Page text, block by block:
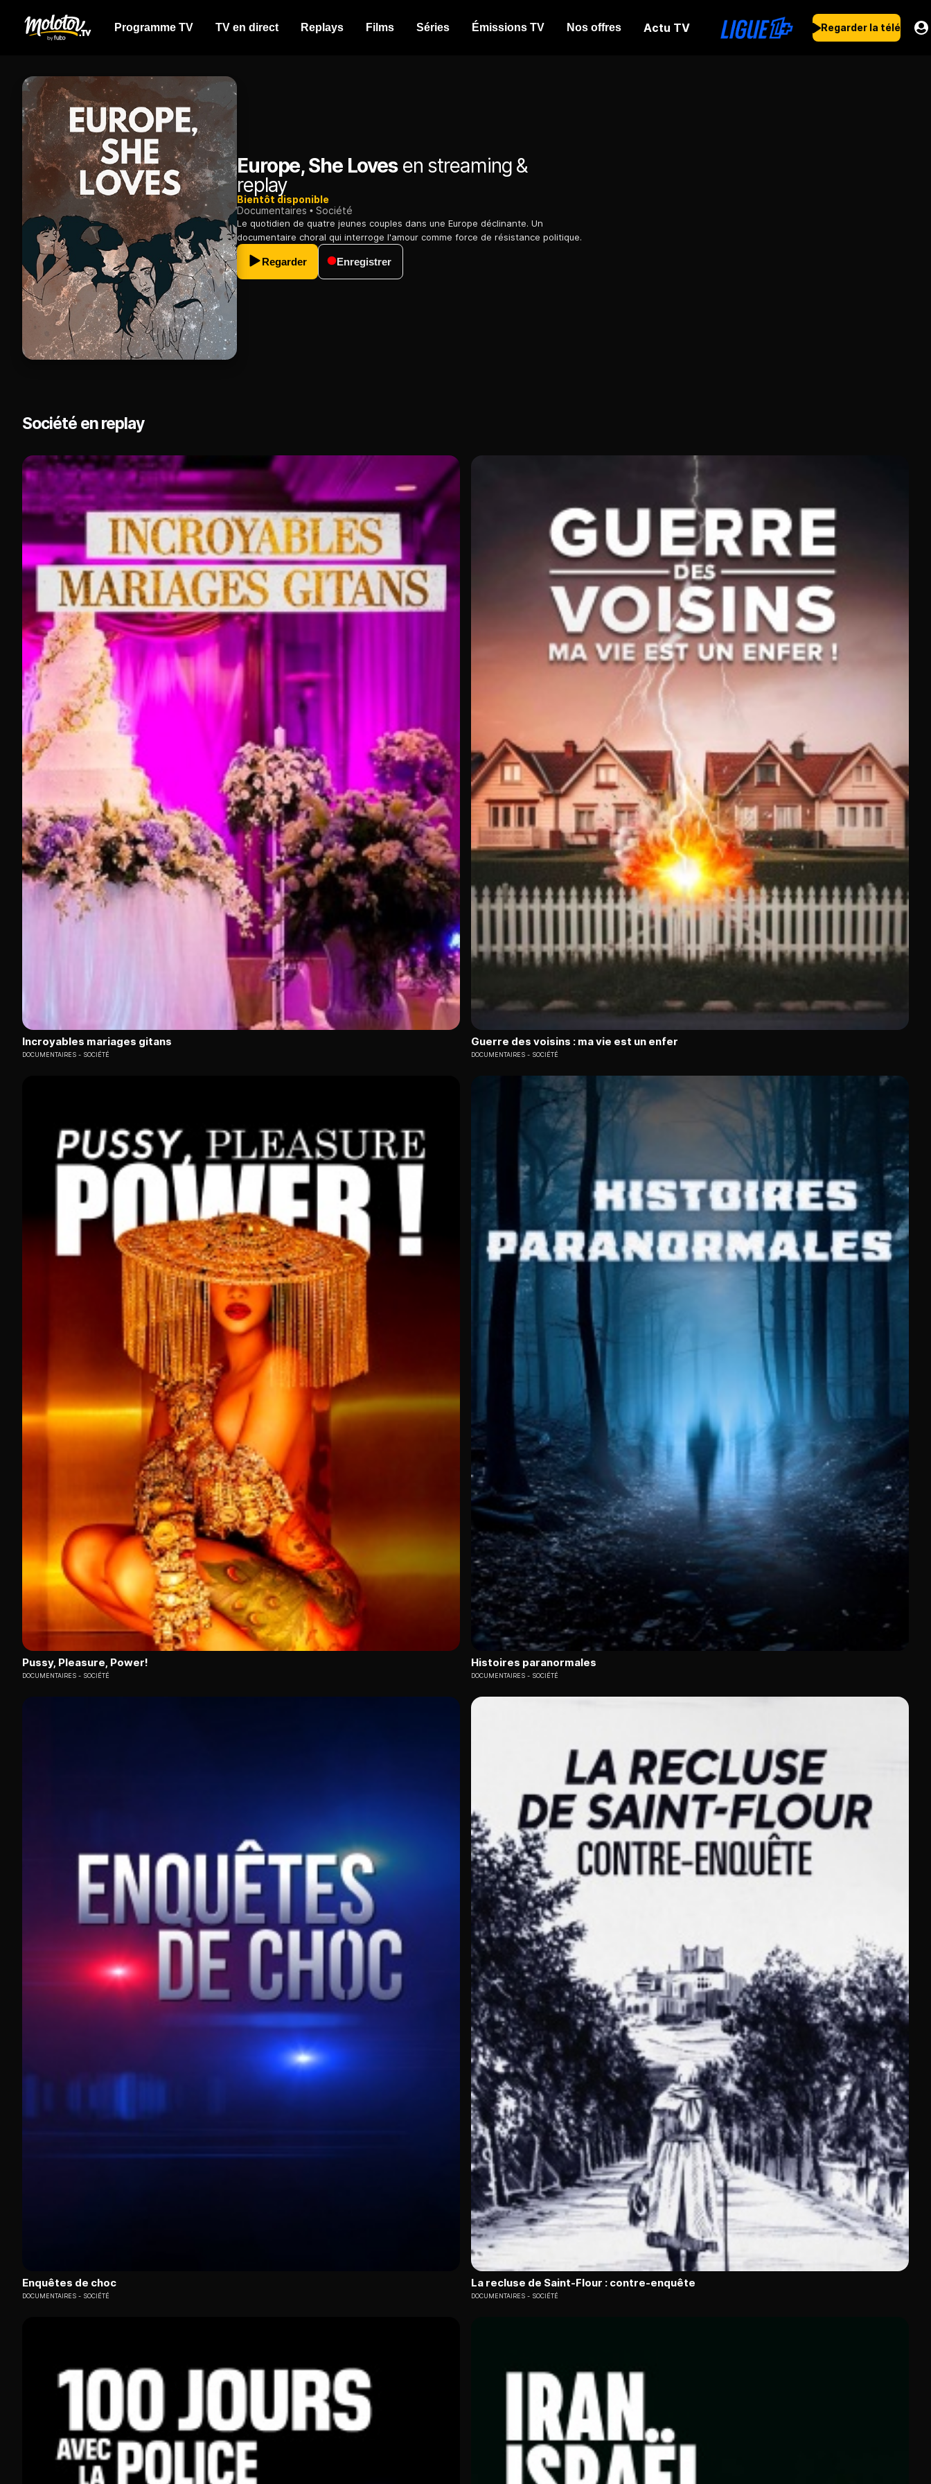
Programme TV TV en direct Replays Films Séries Émissions TV Nos offres Actu TV Regarder la télé
Europe, She Lovesen streaming &
replay
Bientôt disponible
Documentaires
Société
Le quotidien de quatre jeunes couples dans une Europe déclinante. Un
documentaire choral qui interroge l'amour comme force de résistance politique.
Regarder Enregistrer
Société en replay
Incroyables mariages gitans
DOCUMENTAIRES SOCIÉTÉ
Guerre des voisins : ma vie est un enfer
DOCUMENTAIRES SOCIÉTÉ
Pussy, Pleasure, Power!
DOCUMENTAIRES SOCIÉTÉ
Histoires paranormales
DOCUMENTAIRES SOCIÉTÉ
Enquêtes de choc
DOCUMENTAIRES SOCIÉTÉ
La recluse de Saint-Flour : contre-enquête
DOCUMENTAIRES SOCIÉTÉ